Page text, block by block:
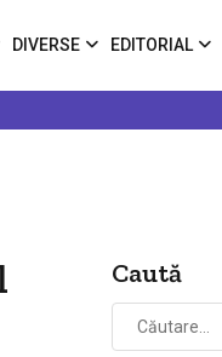
DIVERSE EDITORIAL
Caută
Caută
după: